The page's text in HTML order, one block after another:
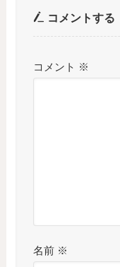
コメントする
コメント ※
名前 ※